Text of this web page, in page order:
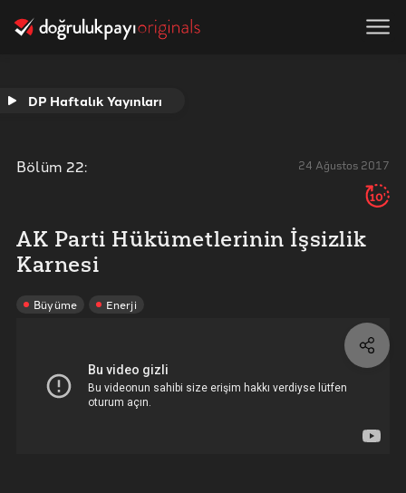
DP Haftalık Yayınları
Bölüm 22: 24 Ağustos 2017
10'
AK Parti Hükümetlerinin İşsizlik
Karnesi
Büyüme Enerji